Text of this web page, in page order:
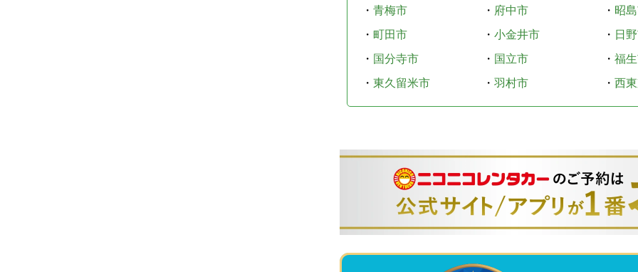
・ 青梅市 ・ 府中市 ・ 昭
・ 町田市 ・ 小金井市 ・ 日
・ 国分寺市 ・ 国立市 ・ 福
・ 東久留米市 ・ 羽村市 ・ 西